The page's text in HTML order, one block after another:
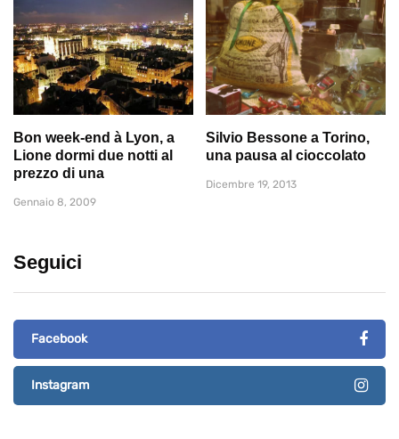
Bon week-end à Lyon, a
Lione dormi due notti al
prezzo di una
Gennaio 8, 2009
Silvio Bessone a Torino,
una pausa al cioccolato
Dicembre 19, 2013
Seguici
Facebook
Instagram